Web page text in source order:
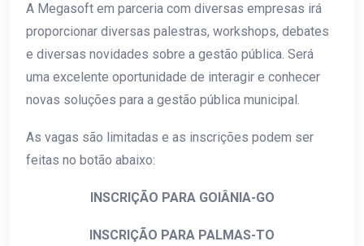
A Megasoft em parceria com diversas empresas irá
proporcionar diversas palestras, workshops, debates
e diversas novidades sobre a gestão pública. Será
uma excelente oportunidade de interagir e conhecer
novas soluções para a gestão pública municipal.
As vagas são limitadas e as inscrições podem ser
feitas no botão abaixo:
INSCRIÇÃO PARA GOIÂNIA-GO
INSCRIÇÃO PARA PALMAS-TO